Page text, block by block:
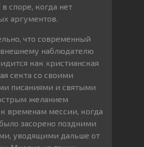
в споре, когда нет
аргументов.
что современный
наблюдателю
как христианская
секта со своими
писаниями и святыми
желанием
к временам мессии, когда
засорено поздними
уводящими дальше от